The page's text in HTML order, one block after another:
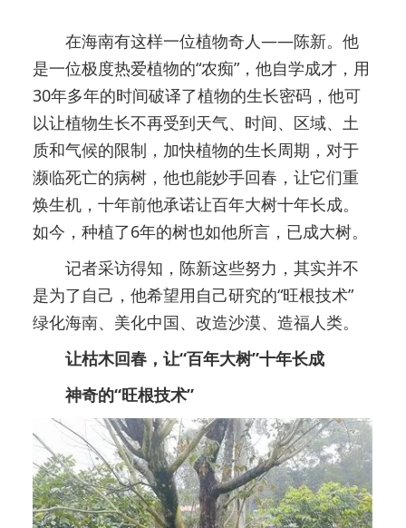
在海南有这样一位植物奇人——陈新。他
是一位极度热爱植物的“农痴”，他自学成才，用
30年多年的时间破译了植物的生长密码，他可
以让植物生长不再受到天气、时间、区域、土
质和气候的限制，加快植物的生长周期，对于
濒临死亡的病树，他也能妙手回春，让它们重
焕生机，十年前他承诺让百年大树十年长成。
如今，种植了6年的树也如他所言，已成大树。
记者采访得知，陈新这些努力，其实并不
是为了自己，他希望用自己研究的“旺根技术”
绿化海南、美化中国、改造沙漠、造福人类。
让枯木回春，让“百年大树”十年长成
神奇的“旺根技术”